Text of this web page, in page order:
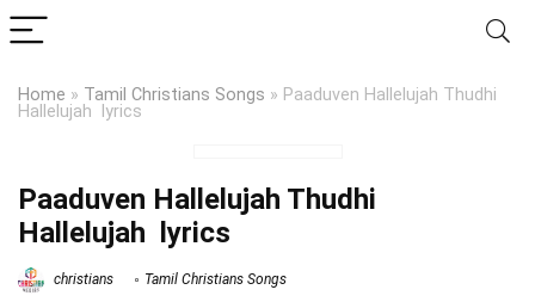
Home » Tamil Christians Songs » Paaduven Hallelujah Thudhi
Hallelujah lyrics
Paaduven Hallelujah Thudhi
Hallelujah lyrics
christians Tamil Christians Songs